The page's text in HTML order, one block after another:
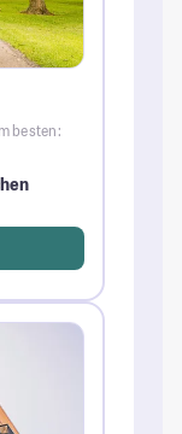
besten: